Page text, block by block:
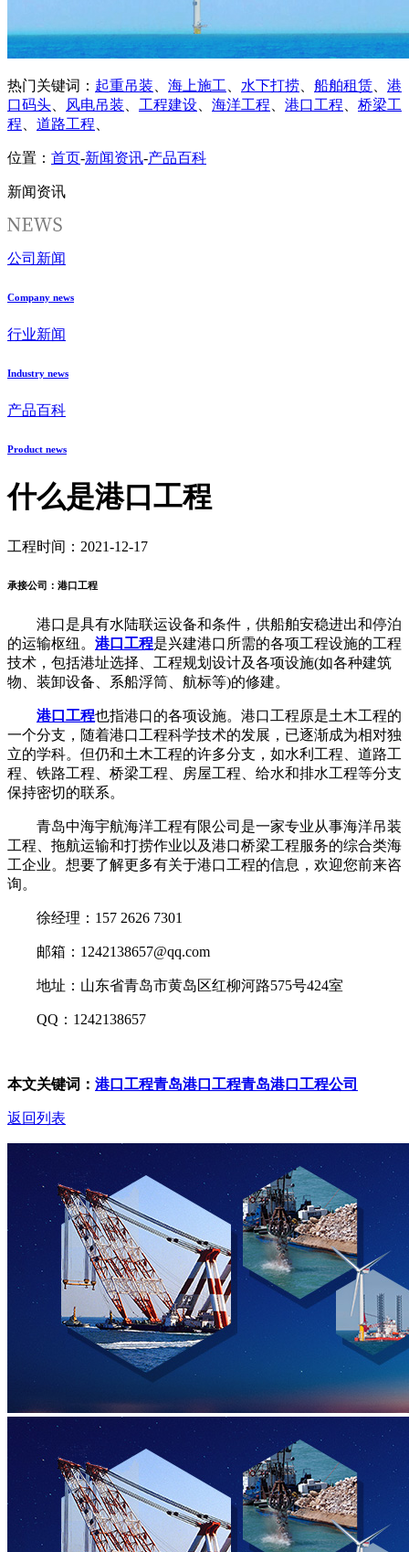
热门关键词： 起重吊装、 海上施工、 水下打捞、 船舶租赁、 港
口码头、 风电吊装、 工程建设、 海洋工程、 港口工程、 桥梁工
程、 道路工程、
位置： 首页-新闻资讯-产品百科
新闻资讯
公司新闻
Company news
行业新闻
Industry news
产品百科
Product news
什么是港口工程
工程时间：2021-12-17
承接公司：港口工程
港口是具有水陆联运设备和条件，供船舶安稳进出和停泊
的运输枢纽。 港口工程是兴建港口所需的各项工程设施的工程
技术，包括港址选择、工程规划设计及各项设施(如各种建筑
物、装卸设备、系船浮筒、航标等)的修建。
港口工程也指港口的各项设施。港口工程原是土木工程的
一个分支，随着港口工程科学技术的发展，已逐渐成为相对独
立的学科。但仍和土木工程的许多分支，如水利工程、道路工
程、铁路工程、桥梁工程、房屋工程、给水和排水工程等分支
保持密切的联系。
青岛中海宇航海洋工程有限公司是一家专业从事海洋吊装
工程、拖航运输和打捞作业以及港口桥梁工程服务的综合类海
工企业。想要了解更多有关于港口工程的信息，欢迎您前来咨
询。
徐经理：157 2626 7301
邮箱：1242138657@qq.com
地址：山东省青岛市黄岛区红柳河路575号424室
QQ：1242138657
本文关键词： 港口工程青岛港口工程青岛港口工程公司
返回列表